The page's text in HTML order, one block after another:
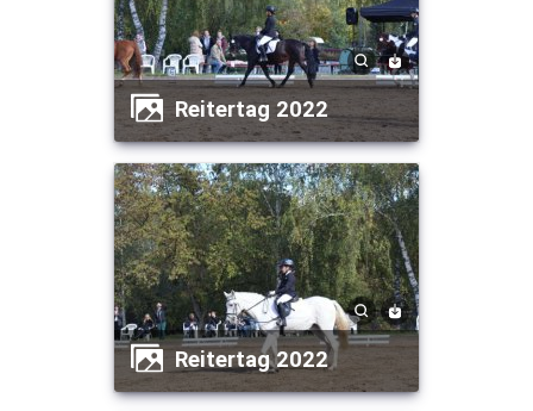
Reitertag 2022
Reitertag 2022